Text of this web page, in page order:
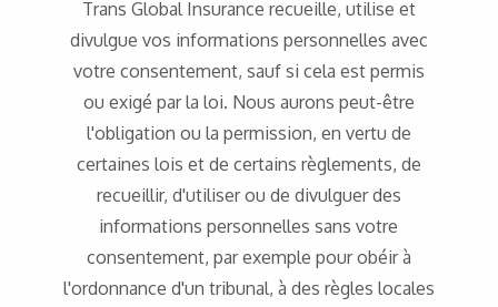
Trans Global Insurance recueille, utilise et
divulgue vos informations personnelles avec
votre consentement, sauf si cela est permis
ou exigé par la loi. Nous aurons peut-être
l'obligation ou la permission, en vertu de
certaines lois et de certains règlements, de
recueillir, d'utiliser ou de divulguer des
informations personnelles sans votre
consentement, par exemple pour obéir à
l'ordonnance d'un tribunal, à des règles locales